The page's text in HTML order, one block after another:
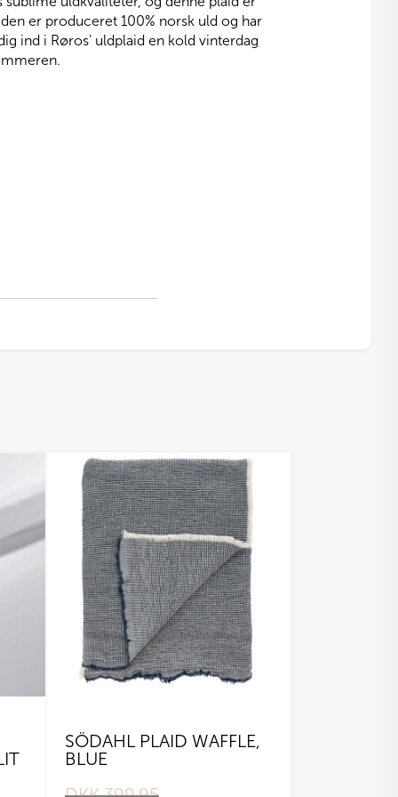
er produceret 100% norsk uld og har
ind i Røros’ uldplaid en kold vinterdag
SÖDAHL PLAID WAFFLE,
BLUE
Original
Current